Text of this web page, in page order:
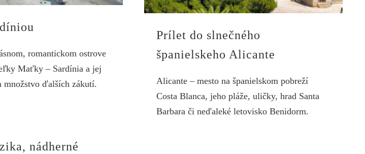
romantickom ostrove
Maťky – Sardínia a jej
množstvo ďalších zákutí.
Prílet do slnečného
španielskeho Alicante
Alicante – mesto na španielskom pobreží
Costa Blanca, jeho pláže, uličky, hrad Santa
Barbara či neďaleké letovisko Benidorm.
nádherné